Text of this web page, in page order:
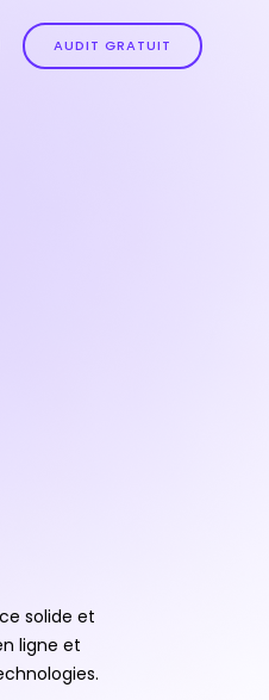
AUDIT GRATUIT
solide et
ligne et